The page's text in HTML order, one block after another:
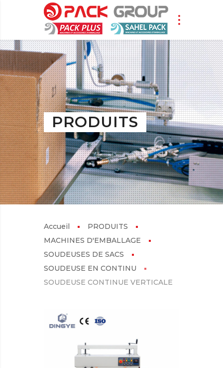
PRODUITS
Accueil
PRODUITS
MACHINES D'EMBALLAGE
SOUDEUSES DE SACS
SOUDEUSE EN CONTINU
SOUDEUSE CONTINUE VERTICALE